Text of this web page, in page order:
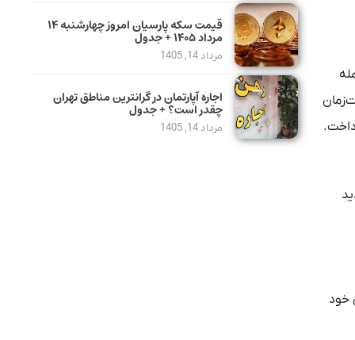
خود
قیمت سکه پارسیان امروز چهارشنبه ۱۴
مرداد ۱۴۰۵ + جدول
مرداد 14, 1405
اجاره آپارتمان در گرانترین مناطق تهران
چقدر است؟ + جدول
مرداد 14, 1405